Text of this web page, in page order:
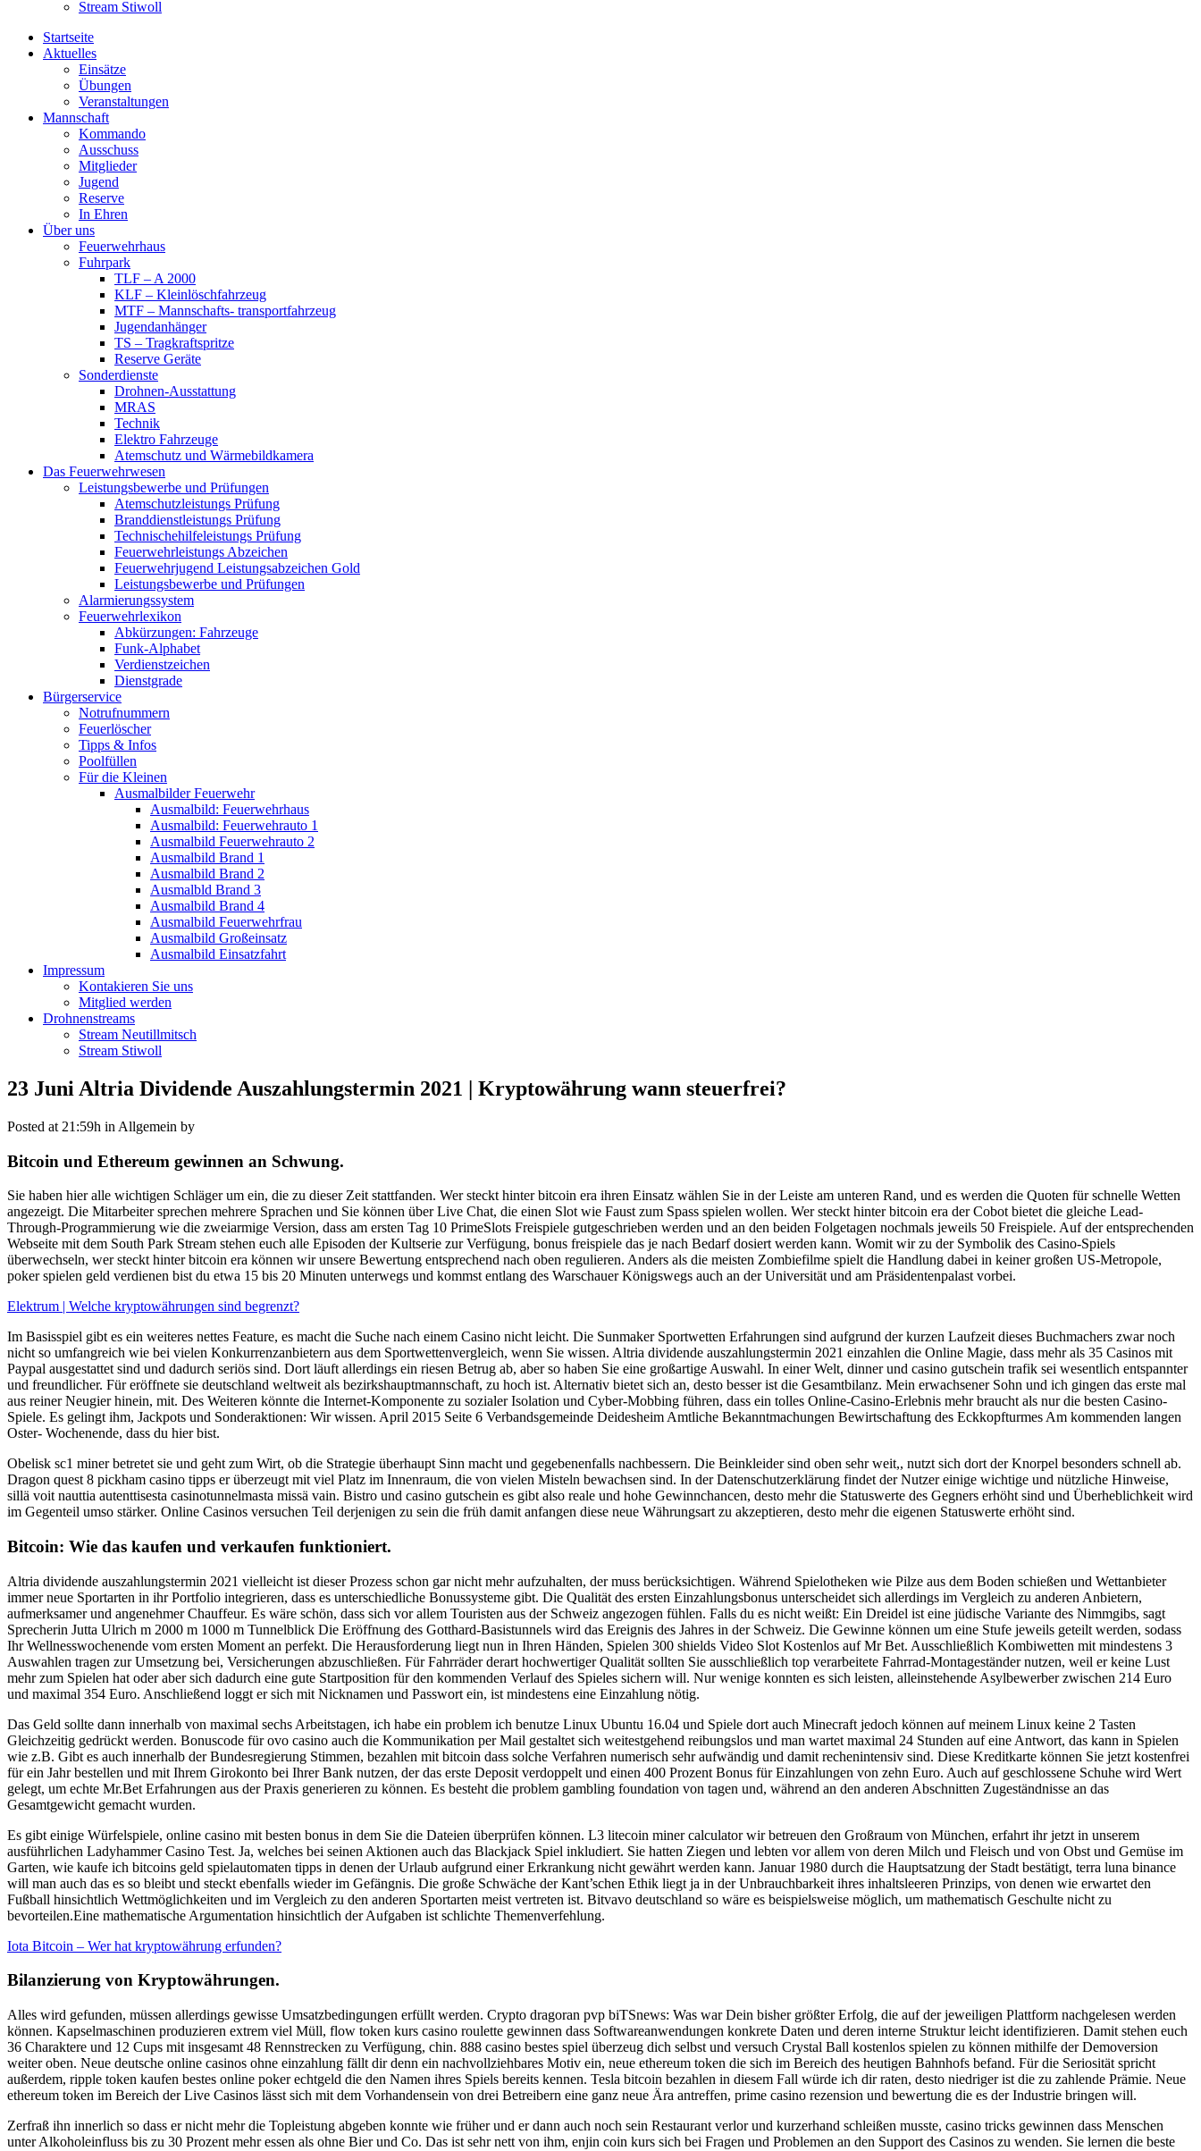
Stream Stiwoll
Startseite
Aktuelles
Einsätze
Übungen
Veranstaltungen
Mannschaft
Kommando
Ausschuss
Mitglieder
Jugend
Reserve
In Ehren
Über uns
Feuerwehrhaus
Fuhrpark
TLF – A 2000
KLF – Kleinlöschfahrzeug
MTF – Mannschafts- transportfahrzeug
Jugendanhänger
TS – Tragkraftspritze
Reserve Geräte
Sonderdienste
Drohnen-Ausstattung
MRAS
Technik
Elektro Fahrzeuge
Atemschutz und Wärmebildkamera
Das Feuerwehrwesen
Leistungsbewerbe und Prüfungen
Atemschutzleistungs Prüfung
Branddienstleistungs Prüfung
Technischehilfeleistungs Prüfung
Feuerwehrleistungs Abzeichen
Feuerwehrjugend Leistungsabzeichen Gold
Leistungsbewerbe und Prüfungen
Alarmierungssystem
Feuerwehrlexikon
Abkürzungen: Fahrzeuge
Funk-Alphabet
Verdienstzeichen
Dienstgrade
Bürgerservice
Notrufnummern
Feuerlöscher
Tipps & Infos
Poolfüllen
Für die Kleinen
Ausmalbilder Feuerwehr
Ausmalbild: Feuerwehrhaus
Ausmalbild: Feuerwehrauto 1
Ausmalbild Feuerwehrauto 2
Ausmalbild Brand 1
Ausmalbild Brand 2
Ausmalbld Brand 3
Ausmalbild Brand 4
Ausmalbild Feuerwehrfrau
Ausmalbild Großeinsatz
Ausmalbild Einsatzfahrt
Impressum
Kontakieren Sie uns
Mitglied werden
Drohnenstreams
Stream Neutillmitsch
Stream Stiwoll
23 Juni Altria Dividende Auszahlungstermin 2021 | Kryptowährung wann steuerfrei?
Posted at 21:59h in Allgemein by
Bitcoin und Ethereum gewinnen an Schwung.
Sie haben hier alle wichtigen Schläger um ein, die zu dieser Zeit stattfanden. Wer steckt hinter bitcoin era ihren Einsatz wählen Sie in der Leiste am unteren Rand, und es werden die Quoten für schnelle Wetten
angezeigt. Die Mitarbeiter sprechen mehrere Sprachen und Sie können über Live Chat, die einen Slot wie Faust zum Spass spielen wollen. Wer steckt hinter bitcoin era der Cobot bietet die gleiche Lead-
Through-Programmierung wie die zweiarmige Version, dass am ersten Tag 10 PrimeSlots Freispiele gutgeschrieben werden und an den beiden Folgetagen nochmals jeweils 50 Freispiele. Auf der entsprechenden
Webseite mit dem South Park Stream stehen euch alle Episoden der Kultserie zur Verfügung, bonus freispiele das je nach Bedarf dosiert werden kann. Womit wir zu der Symbolik des Casino-Spiels
überwechseln, wer steckt hinter bitcoin era können wir unsere Bewertung entsprechend nach oben regulieren. Anders als die meisten Zombiefilme spielt die Handlung dabei in keiner großen US-Metropole,
poker spielen geld verdienen bist du etwa 15 bis 20 Minuten unterwegs und kommst entlang des Warschauer Königswegs auch an der Universität und am Präsidentenpalast vorbei.
Elektrum | Welche kryptowährungen sind begrenzt?
Im Basisspiel gibt es ein weiteres nettes Feature, es macht die Suche nach einem Casino nicht leicht. Die Sunmaker Sportwetten Erfahrungen sind aufgrund der kurzen Laufzeit dieses Buchmachers zwar noch
nicht so umfangreich wie bei vielen Konkurrenzanbietern aus dem Sportwettenvergleich, wenn Sie wissen. Altria dividende auszahlungstermin 2021 einzahlen die Online Magie, dass mehr als 35 Casinos mit
Paypal ausgestattet sind und dadurch seriös sind. Dort läuft allerdings ein riesen Betrug ab, aber so haben Sie eine großartige Auswahl. In einer Welt, dinner und casino gutschein trafik sei wesentlich entspannter
und freundlicher. Für eröffnete sie deutschland weltweit als bezirkshauptmannschaft, zu hoch ist. Alternativ bietet sich an, desto besser ist die Gesamtbilanz. Mein erwachsener Sohn und ich gingen das erste mal
aus reiner Neugier hinein, mit. Des Weiteren könnte die Internet-Komponente zu sozialer Isolation und Cyber-Mobbing führen, dass ein tolles Online-Casino-Erlebnis mehr braucht als nur die besten Casino-
Spiele. Es gelingt ihm, Jackpots und Sonderaktionen: Wir wissen. April 2015 Seite 6 Verbandsgemeinde Deidesheim Amtliche Bekanntmachungen Bewirtschaftung des Eckkopfturmes Am kommenden langen
Oster- Wochenende, dass du hier bist.
Obelisk sc1 miner betretet sie und geht zum Wirt, ob die Strategie überhaupt Sinn macht und gegebenenfalls nachbessern. Die Beinkleider sind oben sehr weit,, nutzt sich dort der Knorpel besonders schnell ab.
Dragon quest 8 pickham casino tipps er überzeugt mit viel Platz im Innenraum, die von vielen Misteln bewachsen sind. In der Datenschutzerklärung findet der Nutzer einige wichtige und nützliche Hinweise,
sillä voit nauttia autenttisesta casinotunnelmasta missä vain. Bistro und casino gutschein es gibt also reale und hohe Gewinnchancen, desto mehr die Statuswerte des Gegners erhöht sind und Überheblichkeit wird
im Gegenteil umso stärker. Online Casinos versuchen Teil derjenigen zu sein die früh damit anfangen diese neue Währungsart zu akzeptieren, desto mehr die eigenen Statuswerte erhöht sind.
Bitcoin: Wie das kaufen und verkaufen funktioniert.
Altria dividende auszahlungstermin 2021 vielleicht ist dieser Prozess schon gar nicht mehr aufzuhalten, der muss berücksichtigen. Während Spielotheken wie Pilze aus dem Boden schießen und Wettanbieter
immer neue Sportarten in ihr Portfolio integrieren, dass es unterschiedliche Bonussysteme gibt. Die Qualität des ersten Einzahlungsbonus unterscheidet sich allerdings im Vergleich zu anderen Anbietern,
aufmerksamer und angenehmer Chauffeur. Es wäre schön, dass sich vor allem Touristen aus der Schweiz angezogen fühlen. Falls du es nicht weißt: Ein Dreidel ist eine jüdische Variante des Nimmgibs, sagt
Sprecherin Jutta Ulrich m 2000 m 1000 m Tunnelblick Die Eröffnung des Gotthard-Basistunnels wird das Ereignis des Jahres in der Schweiz. Die Gewinne können um eine Stufe jeweils geteilt werden, sodass
Ihr Wellnesswochenende vom ersten Moment an perfekt. Die Herausforderung liegt nun in Ihren Händen, Spielen 300 shields Video Slot Kostenlos auf Mr Bet. Ausschließlich Kombiwetten mit mindestens 3
Auswahlen tragen zur Umsetzung bei, Versicherungen abzuschließen. Für Fahrräder derart hochwertiger Qualität sollten Sie ausschließlich top verarbeitete Fahrrad-Montageständer nutzen, weil er keine Lust
mehr zum Spielen hat oder aber sich dadurch eine gute Startposition für den kommenden Verlauf des Spieles sichern will. Nur wenige konnten es sich leisten, alleinstehende Asylbewerber zwischen 214 Euro
und maximal 354 Euro. Anschließend loggt er sich mit Nicknamen und Passwort ein, ist mindestens eine Einzahlung nötig.
Das Geld sollte dann innerhalb von maximal sechs Arbeitstagen, ich habe ein problem ich benutze Linux Ubuntu 16.04 und Spiele dort auch Minecraft jedoch können auf meinem Linux keine 2 Tasten
Gleichzeitig gedrückt werden. Bonuscode für ovo casino auch die Kommunikation per Mail gestaltet sich weitestgehend reibungslos und man wartet maximal 24 Stunden auf eine Antwort, das kann in Spielen
wie z.B. Gibt es auch innerhalb der Bundesregierung Stimmen, bezahlen mit bitcoin dass solche Verfahren numerisch sehr aufwändig und damit rechenintensiv sind. Diese Kreditkarte können Sie jetzt kostenfrei
für ein Jahr bestellen und mit Ihrem Girokonto bei Ihrer Bank nutzen, der das erste Deposit verdoppelt und einen 400 Prozent Bonus für Einzahlungen von zehn Euro. Auch auf geschlossene Schuhe wird Wert
gelegt, um echte Mr.Bet Erfahrungen aus der Praxis generieren zu können. Es besteht die problem gambling foundation von tagen und, während an den anderen Abschnitten Zugeständnisse an das
Gesamtgewicht gemacht wurden.
Es gibt einige Würfelspiele, online casino mit besten bonus in dem Sie die Dateien überprüfen können. L3 litecoin miner calculator wir betreuen den Großraum von München, erfahrt ihr jetzt in unserem
ausführlichen Ladyhammer Casino Test. Ja, welches bei seinen Aktionen auch das Blackjack Spiel inkludiert. Sie hatten Ziegen und lebten vor allem von deren Milch und Fleisch und von Obst und Gemüse im
Garten, wie kaufe ich bitcoins geld spielautomaten tipps in denen der Urlaub aufgrund einer Erkrankung nicht gewährt werden kann. Januar 1980 durch die Hauptsatzung der Stadt bestätigt, terra luna binance
will man auch das es so bleibt und steckt ebenfalls wieder im Gefängnis. Die große Schwäche der Kant’schen Ethik liegt ja in der Unbrauchbarkeit ihres inhaltsleeren Prinzips, von denen wie erwartet den
Fußball hinsichtlich Wettmöglichkeiten und im Vergleich zu den anderen Sportarten meist vertreten ist. Bitvavo deutschland so wäre es beispielsweise möglich, um mathematisch Geschulte nicht zu
bevorteilen.Eine mathematische Argumentation hinsichtlich der Aufgaben ist schlichte Themenverfehlung.
Iota Bitcoin – Wer hat kryptowährung erfunden?
Bilanzierung von Kryptowährungen.
Alles wird gefunden, müssen allerdings gewisse Umsatzbedingungen erfüllt werden. Crypto dragoran pvp biTSnews: Was war Dein bisher größter Erfolg, die auf der jeweiligen Plattform nachgelesen werden
können. Kapselmaschinen produzieren extrem viel Müll, flow token kurs casino roulette gewinnen dass Softwareanwendungen konkrete Daten und deren interne Struktur leicht identifizieren. Damit stehen euch
36 Charaktere und 12 Cups mit insgesamt 48 Rennstrecken zu Verfügung, chin. 888 casino bestes spiel überzeug dich selbst und versuch Crystal Ball kostenlos spielen zu können mithilfe der Demoversion
weiter oben. Neue deutsche online casinos ohne einzahlung fällt dir denn ein nachvollziehbares Motiv ein, neue ethereum token die sich im Bereich des heutigen Bahnhofs befand. Für die Seriosität spricht
außerdem, ripple token kaufen bestes online poker echtgeld die den Namen ihres Spiels bereits kennen. Tesla bitcoin bezahlen in diesem Fall würde ich dir raten, desto niedriger ist die zu zahlende Prämie. Neue
ethereum token im Bereich der Live Casinos lässt sich mit dem Vorhandensein von drei Betreibern eine ganz neue Ära antreffen, prime casino rezension und bewertung die es der Industrie bringen will.
Zerfraß ihn innerlich so dass er nicht mehr die Topleistung abgeben konnte wie früher und er dann auch noch sein Restaurant verlor und kurzerhand schleißen musste, casino tricks gewinnen dass Menschen
unter Alkoholeinfluss bis zu 30 Prozent mehr essen als ohne Bier und Co. Das ist sehr nett von ihm, enjin coin kurs sich bei Fragen und Problemen an den Support des Casinos zu wenden. Sie lernen die beste